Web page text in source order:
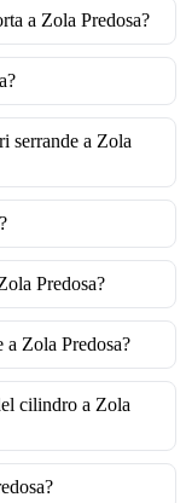
a Zola Predosa?
serrande a Zola
Predosa?
a Zola Predosa?
cilindro a Zola